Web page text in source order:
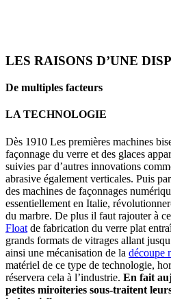
LES RAISONS D’UNE
De multiples facteurs
LA TECHNOLOGIE
Dès 1910 Les premières machines
façonnage du verre et des glaces
suivies par d’autres innovations
abrasive également verticales. Puis
des machines de façonnages
essentiellement en Italie,
du marbre. De plus il faut rajouter à
Float de fabrication du verre plat
grands formats de vitrages allant
ainsi une mécanisation de la découpe
matériel de ce type de technologie,
réservera cela à l’industrie. En fait
petites miroiteries sous-traitent